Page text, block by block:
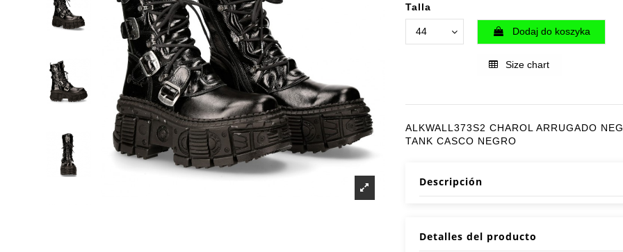
Talla
Dodaj do koszyka
Size chart
ALKWALL373S2 CHAROL ARRUGADO
TANK CASCO NEGRO
Descripción
Detalles del producto